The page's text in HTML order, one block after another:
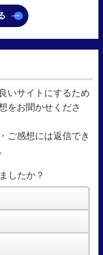
いサイトにするため
をお聞かせくださ
ご感想には返信でき
したか？